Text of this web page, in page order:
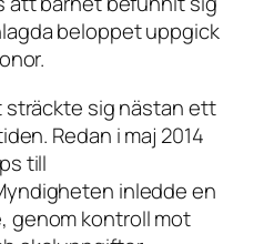
beloppet uppgick
sträckte sig nästan ett
Redan i maj 2014
till
inledde en
genom kontroll mot